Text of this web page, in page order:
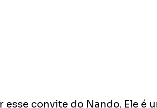
convite do Nando. Ele é